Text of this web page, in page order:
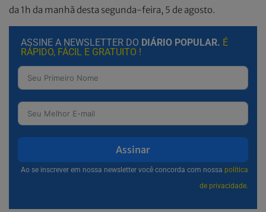
da 1h da manhã desta segunda-feira, 5 de agosto.
ASSINE A NEWSLETTER DO DIÁRIO POPULAR. É
RÁPIDO, FÁCIL E GRATUITO !
Assinar
Ao se inscrever em nossa newsletter você concorda com nossa política
de privacidade.